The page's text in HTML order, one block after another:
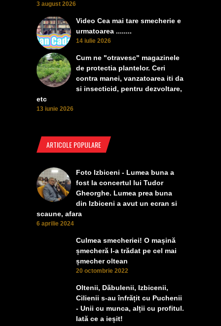
3 august 2026
Video Cea mai tare smecherie e
urmatoarea ........
14 iulie 2026
Cum ne "otravesc" magazinele
de protectia plantelor. Ceri
contra manei, vanzatoarea iti da
si insecticid, pentru dezvoltare,
etc
13 iunie 2026
ARTICOLE POPULARE
Foto Izbiceni - Lumea buna a
fost la concertul lui Tudor
Gheorghe. Lumea prea buna
din Izbiceni a avut un ecran si
scaune, afara
6 aprilie 2024
Culmea smecheriei! O mașină
șmecheră l-a trădat pe cel mai
șmecher oltean
20 octombrie 2022
Oltenii, Dăbulenii, Izbicenii,
Cilienii s-au înfrățit cu Puchenii
- Unii cu munca, alții cu profitul.
Iată ce a ieșit!